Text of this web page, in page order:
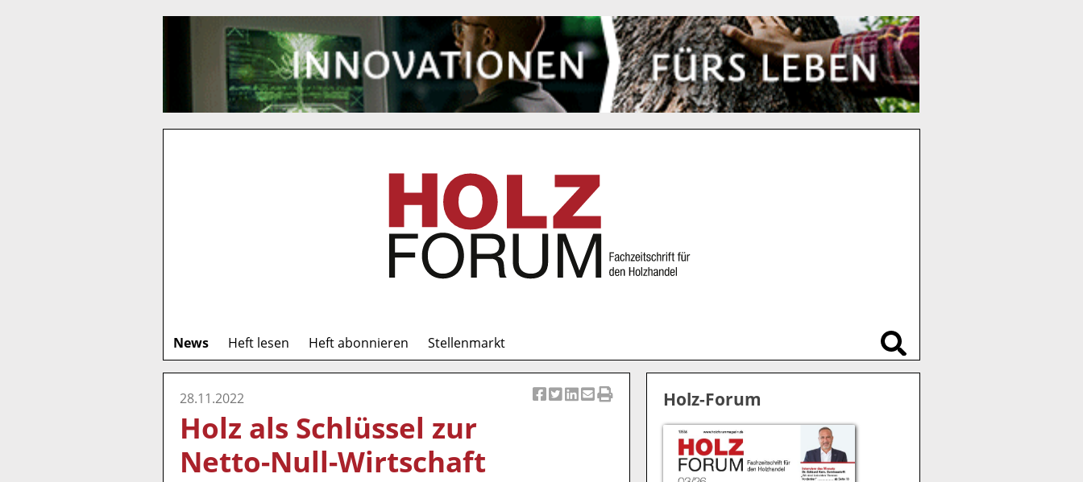
News Heft lesen Heft abonnieren
Stellenmarkt
S
28.11.2022
Holz als Schlüssel zur
Netto-Null-Wirtschaft
Holz-Forum